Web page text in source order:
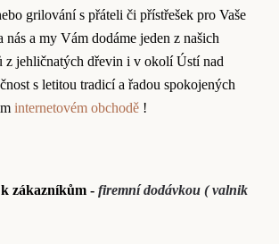
grilování s přáteli či přístřešek pro Vaše
nás a my Vám dodáme jeden z našich
z jehličnatých dřevin i v okolí Ústí nad
s letitou tradicí a řadou spokojených
internetovém obchodě !
zákazníkům - firemní dodávkou ( valnik